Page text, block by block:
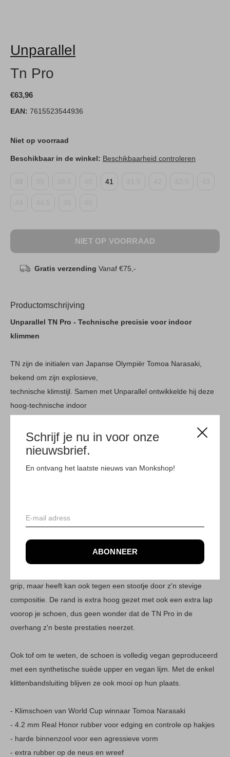
Schrijf je nu in voor onze
nieuwsbrief.
En ontvang het laatste nieuws van Monkshop!
ABONNEER
Unparallel
Tn Pro
€63,96
EAN: 7615523544936
Niet op voorraad
Beschikbaar in de winkel: Beschikbaarheid controleren
41
NIET OP VOORRAAD
Gratis verzending Vanaf €75,-
Productomschrijving
Unparallel TN Pro - Technische precisie voor indoor
klimmen
TN zijn de initialen van Japanse Olympiër Tomoa Narasaki,
bekend om zijn explosieve,
technische klimstijl. Samen met Unparallel ontwikkelde hij deze
hoog-technische indoor
neus en een strakke hiel voor het leggen van teentjes en hakjes
op de kleinste randjes is dit een schoen voor de ervaren
productie bij Unparallel en de TN Pro heeft alleen het beste
voordeel op edging en het leggen van hakjes. De constructie
van de schoen met een slingshot hak zorgt er ook voor dat je
grip, maar heeft kan ook tegen een stootje door z'n stevige
compositie. De rand is extra hoog gezet met ook een extra lap
voorop je schoen, dus geen wonder dat de TN Pro in de
overhang z'n beste prestaties neerzet.
Ook tof om te weten, de schoen is volledig vegan geproduceerd
met een synthetische suède upper en vegan lijm. Met de enkel
klittenbandsluiting blijven ze ook mooi op hun plaats.
- Klimschoen van World Cup winnaar Tomoa Narasaki
- 4.2 mm Real Honor rubber voor edging en controle op hakjes
- harde binnenzool voor een agressieve vorm
- extra rubber op de neus en wreef